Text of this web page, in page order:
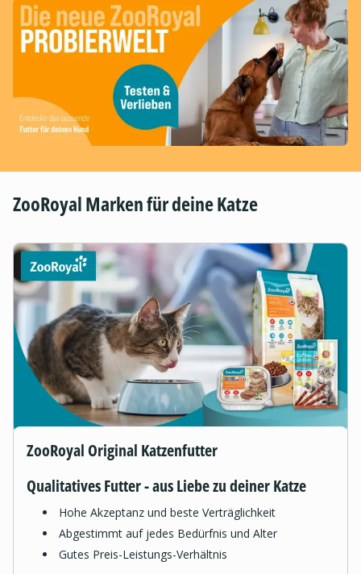
ZooRoyal Marken für deine Katze
ZooRoyal Original Katzenfutter
Qualitatives Futter - aus Liebe zu deiner Katze
Hohe Akzeptanz und beste Verträglichkeit
Abgestimmt auf jedes Bedürfnis und Alter
Gutes Preis-Leistungs-Verhältnis